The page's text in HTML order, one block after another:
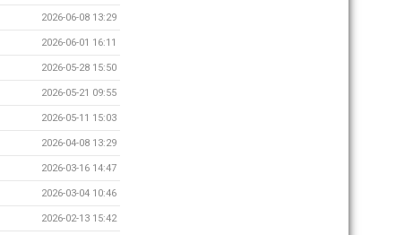
2026-06-08 13:29
2026-06-01 16:11
2026-05-28 15:50
2026-05-21 09:55
2026-05-11 15:03
2026-04-08 13:29
2026-03-16 14:47
2026-03-04 10:46
2026-02-13 15:42